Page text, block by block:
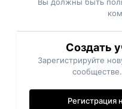
Вы должны быть
Создать
Зарегистрируйте
Регистрация